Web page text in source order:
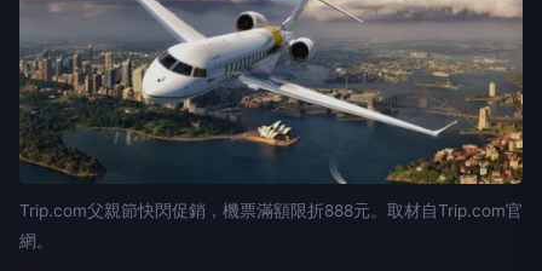
Trip.com父親節快閃促銷，機票滿額限折888元。取材自Trip.com官
網。